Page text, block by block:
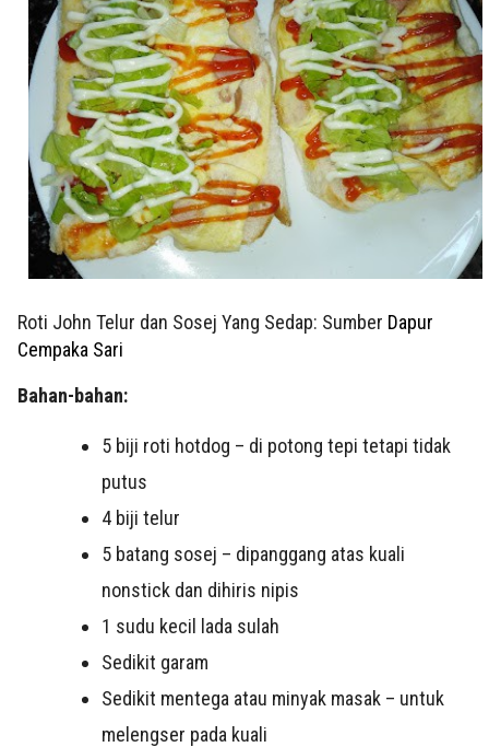
Roti John Telur dan Sosej Yang Sedap: Sumber Dapur
Cempaka Sari
Bahan-bahan:
5 biji roti hotdog – di potong tepi tetapi tidak
putus
4 biji telur
5 batang sosej – dipanggang atas kuali
nonstick dan dihiris nipis
1 sudu kecil lada sulah
Sedikit garam
Sedikit mentega atau minyak masak – untuk
melengser pada kuali